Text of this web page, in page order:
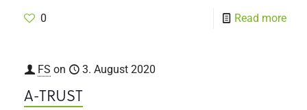
0 Read more
FS on 3. August 2020
A-TRUST